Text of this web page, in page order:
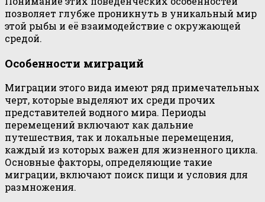
позволяет глубже проникнуть в уникальный мир
этой рыбы и её взаимодействие с окружающей
средой.
Особенности миграций
Миграции этого вида имеют ряд примечательных
черт, которые выделяют их среди прочих
представителей водного мира. Периоды
перемещений включают как дальние
путешествия, так и локальные перемещения,
каждый из которых важен для жизненного цикла.
Основные факторы, определяющие такие
миграции, включают поиск пищи и условия для
размножения.